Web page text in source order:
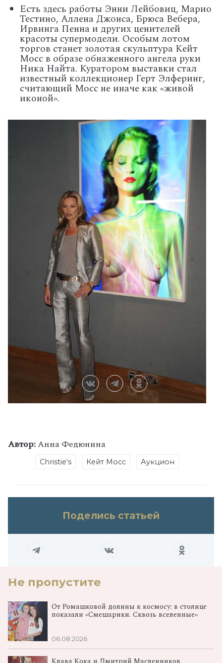
Есть здесь работы Энни Лейбовиц, Марио
Тестино, Аллена Джонса, Брюса Вебера,
Ирвинга Пенна и других ценителей
красоты супермодели. Особым лотом
торгов станет золотая скульптура Кейт
Мосс в образе обнаженного ангела руки
Ника Найта. Куратором выставки стал
известный коллекционер Герт Элферинг,
считающий Мосс не иначе как «живой
иконой».
Автор:Анна Федюнина
Christie's Кейт Мосс Аукцион
Поделись статьей
Не пропустите
От Ромашковой долины к космосу: в столице
показали «Смешарики. Сквозь вселенные»
06.08.2026